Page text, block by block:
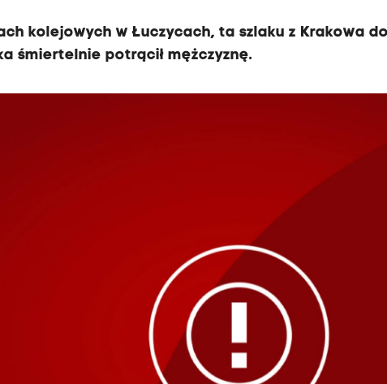
kolejowych w Łuczycach, ta szlaku z Krakowa
śmiertelnie potrącił mężczyznę.